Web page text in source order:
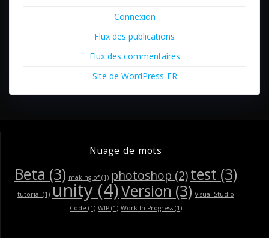
Connexion
Flux des publications
Flux des commentaires
Site de WordPress-FR
Nuage de mots
Beta (3) making of (1) photoshop (2)test (3)
tutorial (1) unity (4)Version (3) Visual Studio
Code (1) WIP (1) Work In Progress (1)